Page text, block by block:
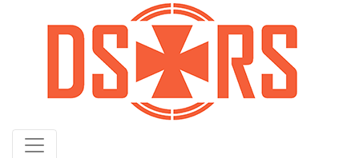
hovedindhold